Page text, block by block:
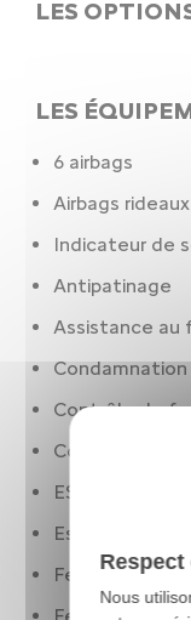
LES
LES
6 airbags
Airbags
Indicateur de
Antipatinage
Assistance au
Contrôle de
Contrôle des
ESP
Essuie-glaces
Feux à LED
Nous